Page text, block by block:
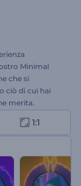
Minimal
che si
ciò di cui hai
merita.
carica la
minimalista ma di
per
canali musicali
1:1